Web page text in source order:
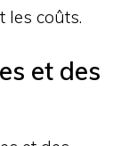
les coûts.
et des